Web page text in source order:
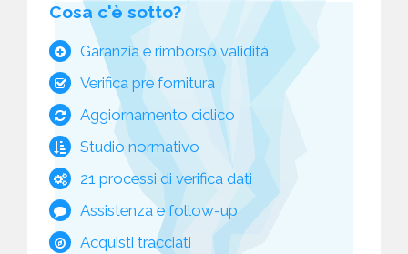
Cosa c'è sotto?
Garanzia e rimborso validità
Verifica pre fornitura
Aggiornamento ciclico
Studio normativo
21 processi di verifica dati
Assistenza e follow-up
Acquisti tracciati